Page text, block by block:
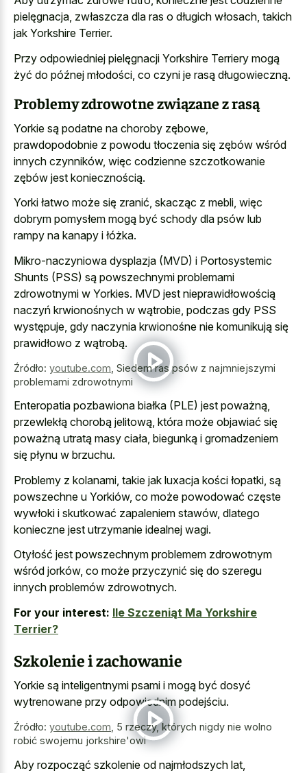
pielęgnacja, zwłaszcza dla ras o długich włosach, takich
jak Yorkshire Terrier.
Przy odpowiedniej pielęgnacji Yorkshire Terriery mogą
żyć do późnej młodości, co czyni je rasą długowieczną.
Problemy zdrowotne związane z rasą
Yorkie są podatne na choroby zębowe,
prawdopodobnie z powodu tłoczenia się zębów wśród
innych czynników, więc codzienne szczotkowanie
zębów jest koniecznością.
Yorki łatwo może się zranić, skacząc z mebli, więc
dobrym pomysłem mogą być schody dla psów lub
rampy na kanapy i łóżka.
Mikro-naczyniowa dysplazja (MVD) i Portosystemic
Shunts (PSS) są powszechnymi problemami
zdrowotnymi w Yorkies. MVD jest nieprawidłowością
naczyń krwionośnych w wątrobie, podczas gdy PSS
występuje, gdy naczynia krwionośne nie komunikują się
prawidłowo z wątrobą.
Źródło: youtube.com Siedem ras psów z najmniejszymi
problemami zdrowotnymi
Enteropatia pozbawiona białka (PLE) jest poważną,
przewlekłą chorobą jelitową, która może objawiać się
poważną utratą masy ciała, biegunką i gromadzeniem
się płynu w brzuchu.
Problemy z kolanami, takie jak luxacja kości łopatki, są
powszechne u Yorkiów, co może powodować częste
wywłoki i skutkować zapaleniem stawów, dlatego
konieczne jest utrzymanie idealnej wagi.
Otyłość jest powszechnym problemem zdrowotnym
wśród jorków, co może przyczynić się do szeregu
innych problemów zdrowotnych.
For your interest: Ile Szczeniąt Ma Yorkshire
Terrier?
Szkolenie i zachowanie
Yorkie są inteligentnymi psami i mogą być dosyć
wytrenowane przy odpowiednim podejściu.
Źródło: youtube.com 5 rzeczy, których nigdy nie wolno
robić swojemu jorkshire'owi
Aby rozpocząć szkolenie od najmłodszych lat,